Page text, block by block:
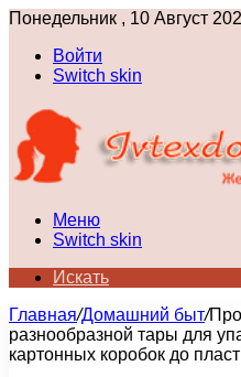
Понедельник , 10 Август
Войти
Switch skin
Меню
Switch skin
Искать
Главная/Домашний быт/
разнообразной тары для
картонных коробок до